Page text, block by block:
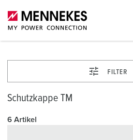
FILTER
Schutzkappe TM
6 Artikel